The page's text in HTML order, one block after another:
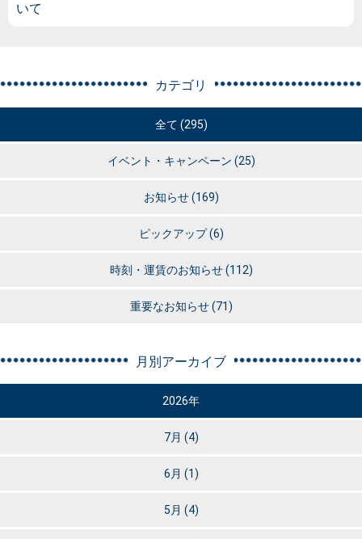
いて
カテゴリ
全て (295)
イベント・キャンペーン (25)
お知らせ(169)
ピックアップ(6)
時刻・運賃のお知らせ(112)
重要なお知らせ(71)
月別アーカイブ
2026年
7月 (4)
6月 (1)
5月 (4)